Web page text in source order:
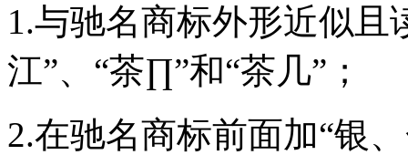
1.与驰名商标外形近似且
江”、“茶∏”和“茶几”；
2.在驰名商标前面加“银